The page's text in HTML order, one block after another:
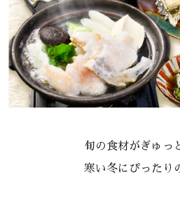
旬の食材がぎゅっ
寒い冬にぴったり